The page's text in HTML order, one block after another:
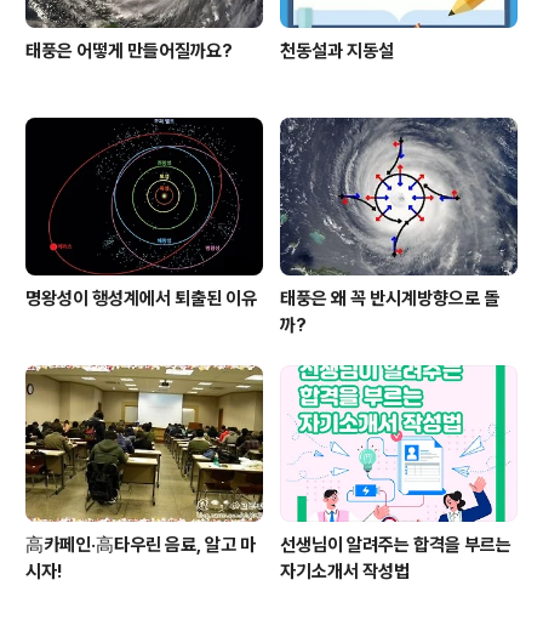
태풍은 어떻게 만들어질까요? 천동설과 지동설
명왕성이 행성계에서 퇴출된 이유
태풍은 왜 꼭 반시계방향으로 돌
까?
高카페인·高타우린 음료, 알고 마
시자!
선생님이 알려주는 합격을 부르는
자기소개서 작성법